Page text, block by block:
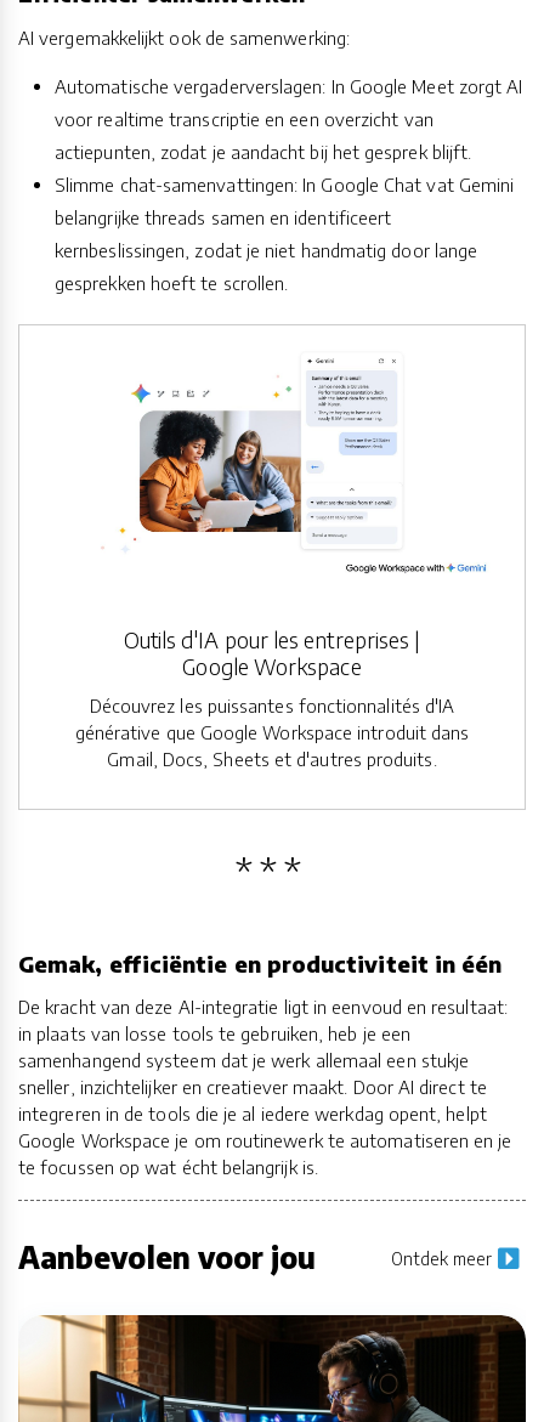
AI vergemakkelijkt ook de samenwerking:
Automatische vergaderverslagen: In Google Meet zorgt AI
voor realtime transcriptie en een overzicht van
actiepunten, zodat je aandacht bij het gesprek blijft.
Slimme chat-samenvattingen: In Google Chat vat Gemini
belangrijke threads samen en identificeert
kernbeslissingen, zodat je niet handmatig door lange
gesprekken hoeft te scrollen.
Outils d'IA pour les entreprises |
Google Workspace
Découvrez les puissantes fonctionnalités d'IA
générative que Google Workspace introduit dans
Gmail, Docs, Sheets et d'autres produits.
Gemak, efficiëntie en productiviteit in één
De kracht van deze AI-integratie ligt in eenvoud en resultaat:
in plaats van losse tools te gebruiken, heb je een
samenhangend systeem dat je werk allemaal een stukje
sneller, inzichtelijker en creatiever maakt. Door AI direct te
integreren in de tools die je al iedere werkdag opent, helpt
Google Workspace je om routinewerk te automatiseren en je
te focussen op wat écht belangrijk is.
Aanbevolen voor jou Ontdek meer